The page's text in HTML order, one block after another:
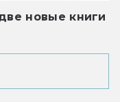
новые книги